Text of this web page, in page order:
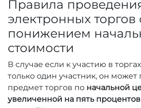
Правила
электронных торгов
понижением
стоимости
В случае если к участию в
только один участник, он
предмет торгов по начальной
увеличенной на пять процентов